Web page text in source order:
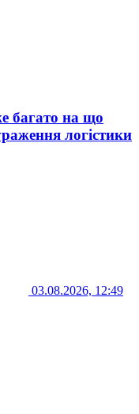
багато на що
логістики
03.08.2026, 12:49